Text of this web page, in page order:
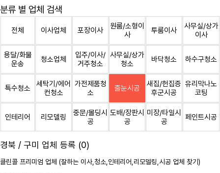
분류 별 업체 검색
전체 이사업체 포장이사
원룸/소형이
사
투룸이사
사무실/상가
이사
용달/화물
운송
청소업체
입주/이사/
거주청소
사무실/상가
청소
바닥청소 하수구청소
특수청소
세탁기/에어
컨청소
가전제품청
소
줄눈시공
새집/헌집증
후군시공
유리막나노
코팅
인테리어 리모델링
중문/몰딩시
공
도배/장판시
공
미장/타일시
공
페인트시공
경북 / 구미 업체 등록 (0)
클린콜 프리미엄 업체 (잘하는 이사, 청소 ,인테리어,리모델링,시공 업체 찾기)